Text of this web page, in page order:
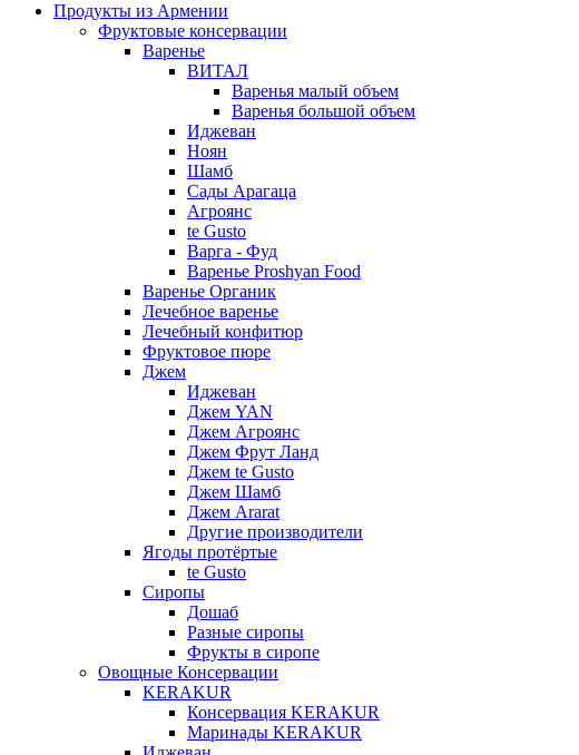
Продукты из Армении
Фруктовые консервации
Варенье
ВИТАЛ
Варенья малый объем
Варенья большой объем
Иджеван
Ноян
Шамб
Сады Арагаца
Агроянс
te Gusto
Варга - Фуд
Варенье Proshyan Food
Варенье Органик
Лечебное варенье
Лечебный конфитюр
Фруктовое пюре
Джем
Иджеван
Джем YAN
Джем Агроянс
Джем Фрут Ланд
Джем te Gusto
Джем Шамб
Джем Ararat
Другие производители
Ягоды протёртые
te Gusto
Сиропы
Дошаб
Разные сиропы
Фрукты в сиропе
Овощные Консервации
KERAKUR
Консервация KERAKUR
Маринады KERAKUR